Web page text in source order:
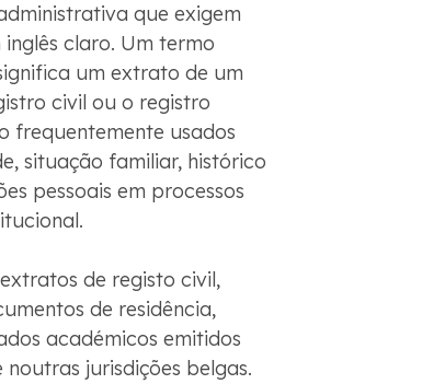
que exigem
claro. Um termo
um extrato de um
civil ou o registro
frequentemente usados
situação familiar, histórico
pessoais em processos
de registo civil,
de residência,
académicos emitidos
noutras jurisdições belgas.